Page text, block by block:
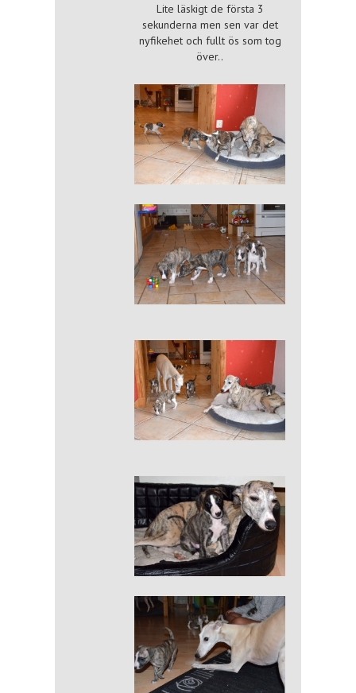
Lite läskigt de första 3
sekunderna men sen var det
nyfikehet och fullt ös som tog
över..